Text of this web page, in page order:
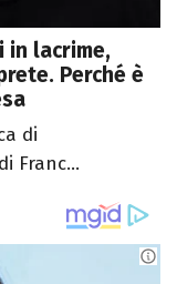
in lacrime,
Perché è
di
Franc...